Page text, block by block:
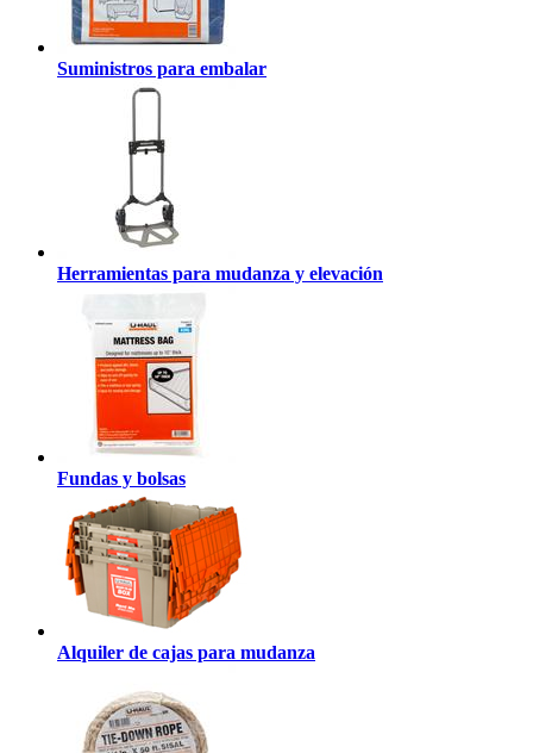
Suministros para embalar
Herramientas para mudanza y elevación
Fundas y bolsas
Alquiler de cajas para mudanza